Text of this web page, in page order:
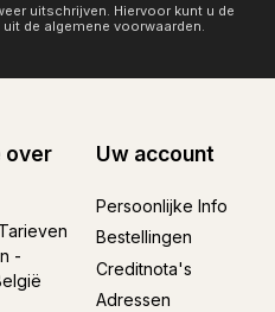
uitschrijven. Hiervoor kunt u de
de algemene voorwaarden.
over
-
Uw account
Persoonlijke Info
Bestellingen
Creditnota's
Adressen